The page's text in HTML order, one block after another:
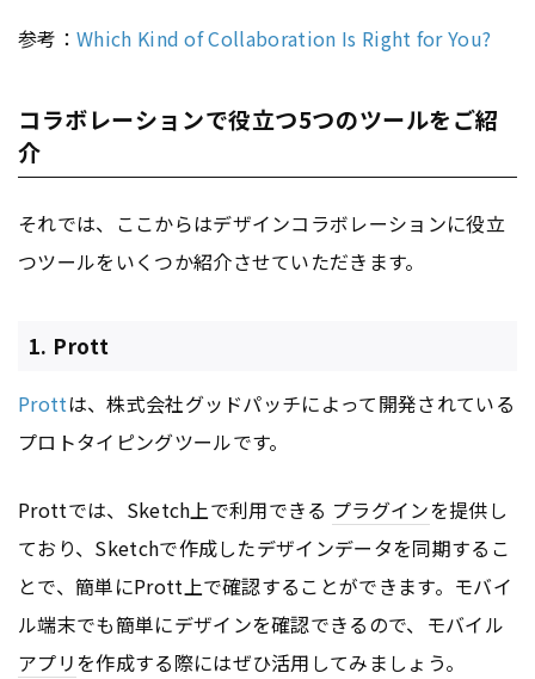
参考： Which Kind of Collaboration Is Right for You?
コラボレーションで役立つ5つのツールをご紹
介
それでは、ここからはデザインコラボレーションに役立
つツールをいくつか紹介させていただきます。
1. Prott
Prottは、株式会社グッドパッチによって開発されている
プロトタイピングツールです。
Prottでは、Sketch上で利用できる プラグインを提供し
ており、Sketchで作成したデザインデータを同期するこ
とで、簡単にPrott上で確認することができます。モバイ
ル端末でも簡単にデザインを確認できるので、モバイル
アプリを作成する際にはぜひ活用してみましょう。